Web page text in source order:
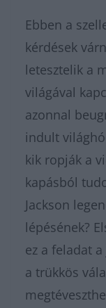
Ebben a
kérdések
letesztelik a
világával
azonnal
indult
kik ropják a
kapásból
Jackson
lépésének?
ez a feladat
a trükkös